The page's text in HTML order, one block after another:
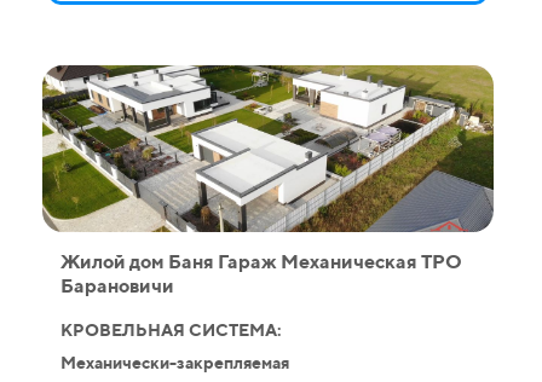
Жилой дом Баня Гараж Механическая ТPO
Барановичи
КРОВЕЛЬНАЯ СИСТЕМА:
Механически-закрепляемая